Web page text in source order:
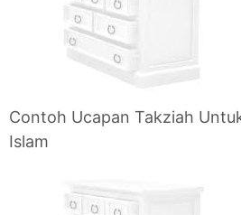
Contoh Ucapan Takziah
Islam